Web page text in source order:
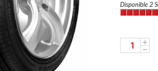
Disponible 2